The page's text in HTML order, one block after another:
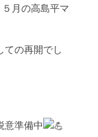
月の高島平マ
ての再開でし
意準備中